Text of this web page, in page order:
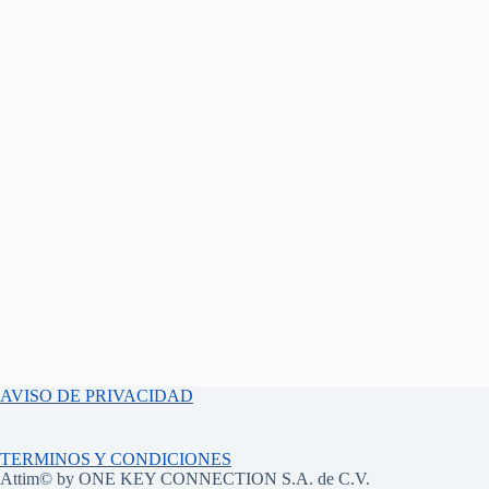
AVISO DE PRIVACIDAD
TERMINOS Y CONDICIONES
Attim© by ONE KEY CONNECTION S.A. de C.V.